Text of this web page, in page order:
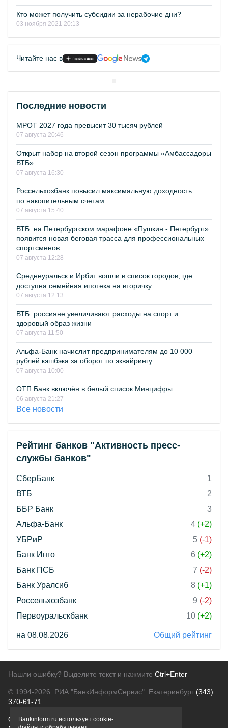
Кто может получить субсидии за нерабочие дни?
03 ноября 2021 20:13
Читайте нас в
Последние новости
МРОТ 2027 года превысит 30 тысяч рублей
07 августа 20:46
Открыт набор на второй сезон программы «Амбассадоры
ВТБ»
07 августа 16:30
Россельхозбанк повысил максимальную доходность
по накопительным счетам
07 августа 15:40
ВТБ: на Петербургском марафоне «Пушкин - Петербург»
появится новая беговая трасса для профессиональных
спортсменов
07 августа 12:28
Среднеуральск и Ирбит вошли в список городов, где
доступна семейная ипотека на вторичку
07 августа 12:13
ВТБ: россияне увеличивают расходы на спорт и
здоровый образ жизни
07 августа 11:50
Альфа-Банк начислит предпринимателям до 10 000
рублей кэшбэка за оборот по эквайрингу
07 августа 10:00
ОТП Банк включён в белый список Минцифры
06 августа 21:27
Все новости
Рейтинг банков "Активность пресс-
службы банков"
СберБанк
1
ВТБ
2
ББР Банк
3
Альфа-Банк
4 (+2)
УБРиР
5 (-1)
Банк Инго
6 (+2)
Банк ПСБ
7 (-2)
Банк Уралсиб
8 (+1)
Россельхозбанк
9 (-2)
Первоуральскбанк
10 (+2)
на 08.08.2026 Общий рейтинг
Нашли ошибку? Выделите текст и нажмите Ctrl+Enter
© 1994-2026. РИА "БанкИнформСервис". Екатеринбург (343)
370-61-71
О проектеПолитика конфиденциальности
Bankinform.ru использует cookie-